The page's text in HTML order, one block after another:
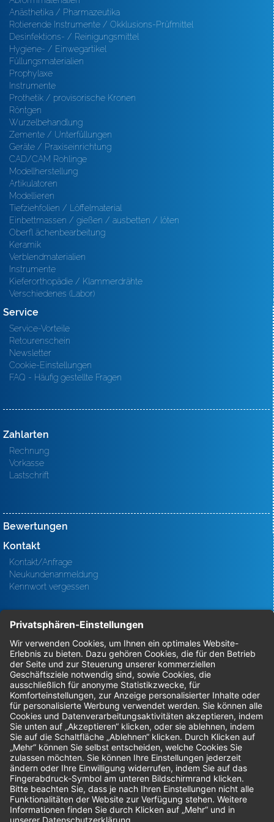
Anästhetika / Pharmazeutika
Rotierende Instrumente / Okklusions-Prüfmittel
Desinfektions- / Reinigungsmittel
Hygiene- / Einwegartikel
Füllungsmaterialien
Prophylaxe
Instrumente
Prothetik / provisorische Kronen
Röntgen
Wurzelbehandlung
Zemente / Unterfüllungen
Geräte / Praxiseinrichtung
CAD/CAM Rohlinge
Modellherstellung
Artikulatoren
Modellieren
Tiefziehfolien / Löffelmaterial
Einbettmassen / gießen / ausbetten / löten
Oberfl ächenbearbeitung
Keramik
Verblendmaterialien
Instrumente
Kieferorthopädie / Klammerdrähte
Verschiedenes (Labor)
Service
Service-Vorteile
Retourenschein
Newsletter
Cookie-Einstellungen
FAQ - Häufig gestellte Fragen
Zahlarten
Rechnung
Vorkasse
Lastschrift
Bewertungen
Kontakt
Kontakt/Anfrage
Neukundenanmeldung
Kennwort vergessen
Bestellungen
Sendung verfolgen
Geprüfter Shop